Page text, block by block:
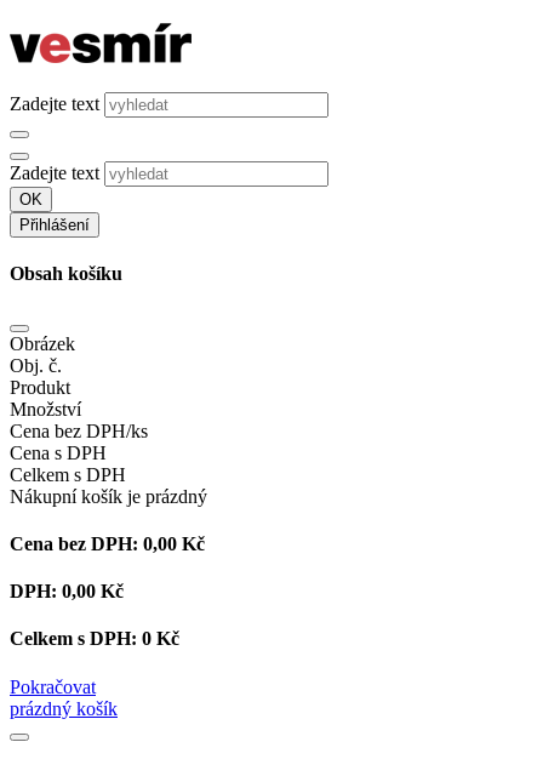
Zadejte text
Zadejte text
OK
Přihlášení
Obsah košíku
Obrázek
Obj. č.
Produkt
Množství
Cena bez DPH/ks
Cena s DPH
Celkem s DPH
Nákupní košík je prázdný
Cena bez DPH: 0,00 Kč
DPH: 0,00 Kč
Celkem s DPH: 0 Kč
Pokračovat
prázdný košík